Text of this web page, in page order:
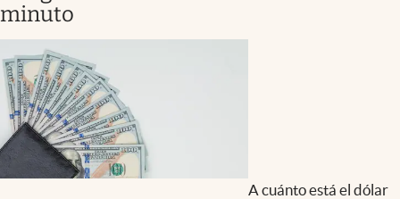
minuto
A cuánto está el dólar